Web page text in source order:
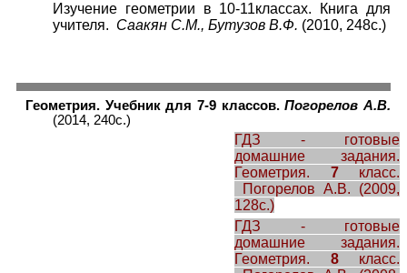
Изучение геометрии в 10-11классах. Книга для
учителя. Саакян С.М., Бутузов В.Ф. (2010, 248с.)
Геометрия. Учебник для 7-9 классов.Погорелов А.В.
(2014, 240с.)
ГДЗ - готовые
домашние задания.
Геометрия. 7класс.
Погорелов А.В. (2009,
128с.)
ГДЗ - готовые
домашние задания.
Геометрия. 8класс.